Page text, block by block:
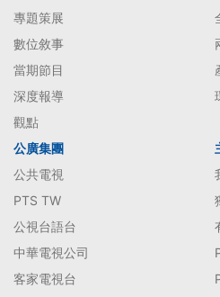
專題策展
數位敘事
當期節目
深度報導
觀點
公廣集團
公共電視
PTS TW
公視台語台
中華電視公司
客家電視台